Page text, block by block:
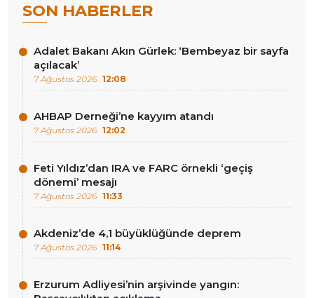
SON HABERLER
Adalet Bakanı Akın Gürlek: ‘Bembeyaz bir sayfa
açılacak’
7 Ağustos 2026 12:08
AHBAP Derneği’ne kayyım atandı
7 Ağustos 2026 12:02
Feti Yıldız’dan IRA ve FARC örnekli ‘geçiş
dönemi’ mesajı
7 Ağustos 2026 11:33
Akdeniz’de 4,1 büyüklüğünde deprem
7 Ağustos 2026 11:14
Erzurum Adliyesi’nin arşivinde yangın: